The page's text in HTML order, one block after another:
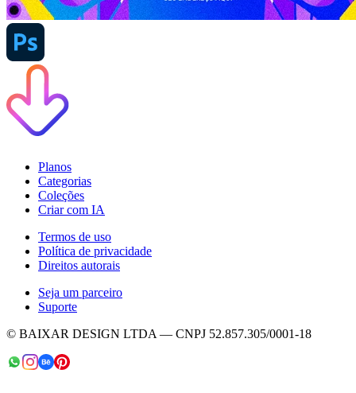
Planos
Categorias
Coleções
Criar com IA
Termos de uso
Política de privacidade
Direitos autorais
Seja um parceiro
Suporte
© BAIXAR DESIGN LTDA — CNPJ 52.857.305/0001-18